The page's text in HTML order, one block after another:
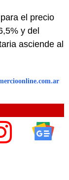
el precio
y del
asciende al